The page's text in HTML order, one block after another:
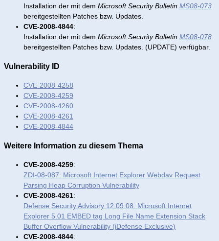
Installation der mit dem Microsoft Security Bulletin MS08-073
bereitgestellten Patches bzw. Updates.
CVE-2008-4844:
Installation der mit dem Microsoft Security Bulletin MS08-078
bereitgestellten Patches bzw. Updates. (UPDATE) verfügbar.
Vulnerability ID
CVE-2008-4258
CVE-2008-4259
CVE-2008-4260
CVE-2008-4261
CVE-2008-4844
Weitere Information zu diesem Thema
CVE-2008-4259:
ZDI-08-087: Microsoft Internet Explorer Webdav Request
Parsing Heap Corruption Vulnerability
CVE-2008-4261:
Defense Security Advisory 12.09.08: Microsoft Internet
Explorer 5.01 EMBED tag Long File Name Extension Stack
Buffer Overflow Vulnerability (iDefense Exclusive)
CVE-2008-4844: